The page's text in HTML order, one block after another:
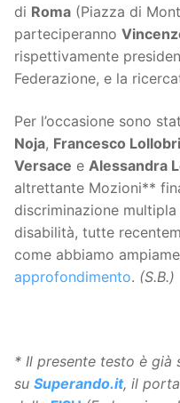
di Roma (Piazza di
parteciperanno
rispettivamente
Federazione, e la
Per l’occasione sono
Noja, Francesco
Versace e Alessandra
altrettante Mozioni**
discriminazione
disabilità, tutte
come abbiamo
approfondimento. (S.B.)
* Il presente testo è già
su Superando.it, il